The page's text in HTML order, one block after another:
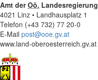
Amt derOö. Landesregierung
4021 Linz • Landhausplatz 1
Telefon (+43 732) 77 20-0
E-Mail post@ooe.gv.at
www.land-oberoesterreich.gv.at